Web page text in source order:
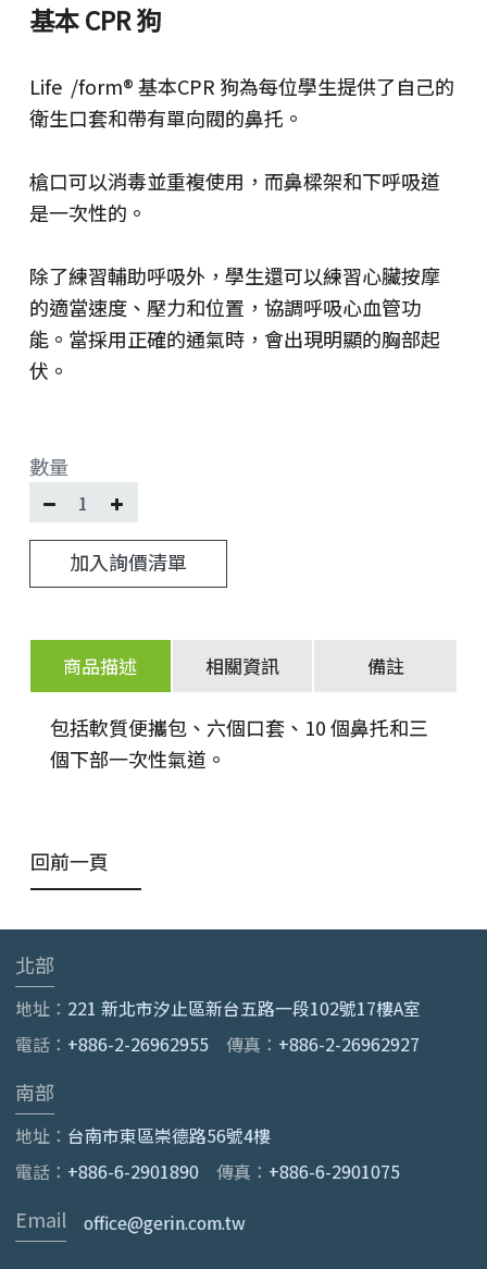
基本 CPR 狗
Life /form® 基本CPR 狗為每位學生提供了自己的
衛生口套和帶有單向閥的鼻托。
槍口可以消毒並重複使用，而鼻樑架和下呼吸道
是一次性的。
除了練習輔助呼吸外，學生還可以練習心臟按摩
的適當速度、壓力和位置，協調呼吸心血管功
能。當採用正確的通氣時，會出現明顯的胸部起
伏。
數量
加入詢價清單
商品描述 相關資訊 備註
包括軟質便攜包、六個口套、10 個鼻托和三
個下部一次性氣道。
回前一頁
北部
地址： 221 新北市汐止區新台五路一段102號17樓A室
電話： +886-2-26962955 傳真： +886-2-26962927
南部
地址： 台南市東區崇德路56號4樓
電話： +886-6-2901890 傳真： +886-6-2901075
Email office@gerin.com.tw